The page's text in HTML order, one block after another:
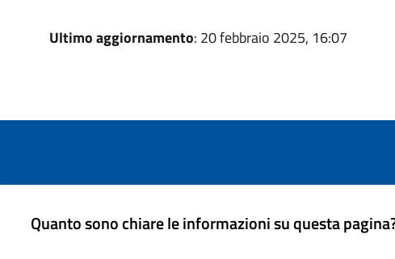
Ultimo aggiornamento: 20 febbraio 2025, 16:07
Quanto sono chiare le informazioni su questa